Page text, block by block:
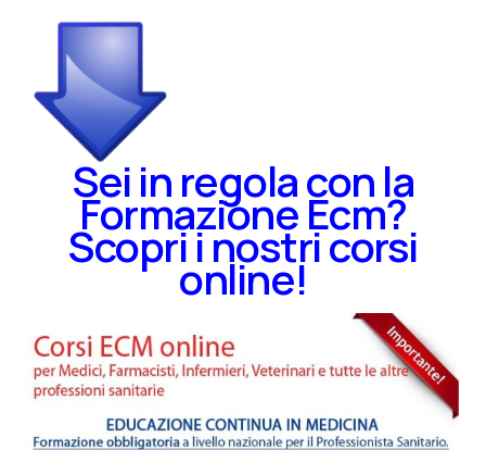
Sei in regola con la
Formazione Ecm?
Scopri i nostri corsi
online!